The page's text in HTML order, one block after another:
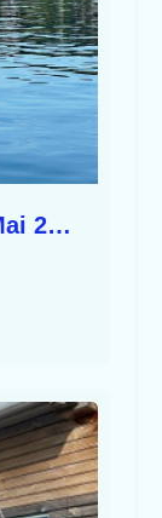
Pfingsttörn vom 23.-25. Mai 2026